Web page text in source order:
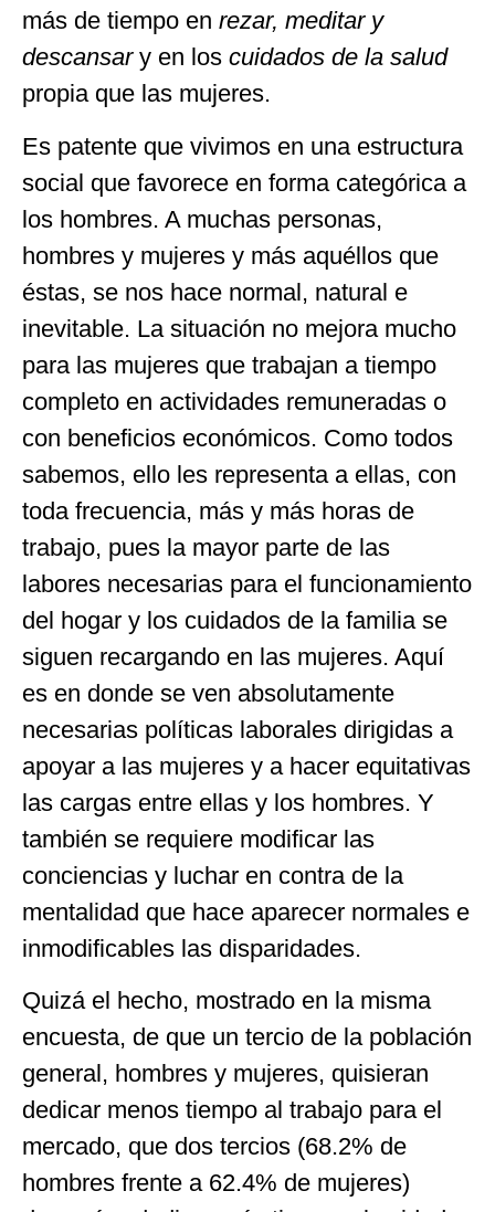
más de tiempo en rezar, meditar y
descansary en los cuidados de la salud
propia que las mujeres.
Es patente que vivimos en una estructura
social que favorece en forma categórica a
los hombres. A muchas personas,
hombres y mujeres y más aquéllos que
éstas, se nos hace normal, natural e
inevitable. La situación no mejora mucho
para las mujeres que trabajan a tiempo
completo en actividades remuneradas o
con beneficios económicos. Como todos
sabemos, ello les representa a ellas, con
toda frecuencia, más y más horas de
trabajo, pues la mayor parte de las
labores necesarias para el funcionamiento
del hogar y los cuidados de la familia se
siguen recargando en las mujeres. Aquí
es en donde se ven absolutamente
necesarias políticas laborales dirigidas a
apoyar a las mujeres y a hacer equitativas
las cargas entre ellas y los hombres. Y
también se requiere modificar las
conciencias y luchar en contra de la
mentalidad que hace aparecer normales e
inmodificables las disparidades.
Quizá el hecho, mostrado en la misma
encuesta, de que un tercio de la población
general, hombres y mujeres, quisieran
dedicar menos tiempo al trabajo para el
mercado, que dos tercios (68.2% de
hombres frente a 62.4% de mujeres)